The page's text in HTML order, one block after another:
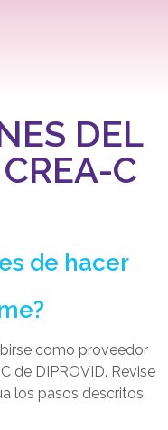
DEL
C
de hacer
como proveedor
de DIPROVID. Revise
los pasos descritos